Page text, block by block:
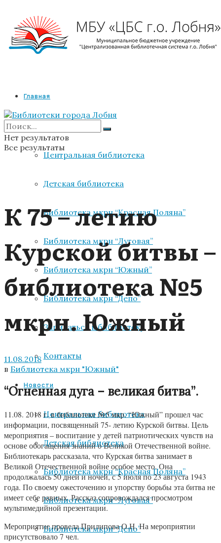
Главная
Библиотеки
Центральная библиотека
Детская библиотека
Библиотека мкрн “Красная Поляна”
Библиотека мкрн “Луговая”
Библиотека мкрн “Южный”
Библиотека мкрн “Депо”
Записаться в библиотеку
Контакты
Новости
Центральная библиотека
Детская библиотека
Библиотека мкрн “Красная Поляна”
Библиотека мкрн “Луговая”
Библиотека мкрн “Депо”
Нет результатов
Все результаты
К 75 – летию
Курской битвы –
библиотека №5
мкрн. Южный
11.08.2018
в Библиотека мкрн "Южный"
“Огненная дуга – великая битва”.
11.08. 2018 г. в библиотеке №5 мкр. “Южный” прошел час
информации, посвященный 75- летию Курской битвы. Цель
мероприятия – воспитание у детей патриотических чувств на
основе обогащения знаний о Великой Отечественной войне.
Библиотекарь рассказала, что Курская битва занимает в
Великой Отечественной войне особое место. Она
продолжалась 50 дней и ночей, с 5 июля по 23 августа 1943
года. По своему ожесточению и упорству борьбы эта битва не
имеет себе равных. Рассказ сопровождался просмотром
мультимедийной презентации.
Мероприятие провела Прилипова О.Н. На мероприятии
присутствовало 7 чел.